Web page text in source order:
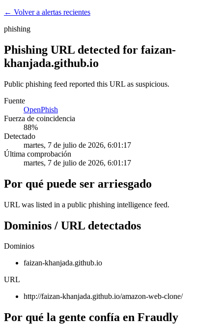
← Volver a alertas recientes
phishing
Phishing URL detected for faizan-
khanjada.github.io
Public phishing feed reported this URL as suspicious.
Fuente
OpenPhish
Fuerza de coincidencia
88%
Detectado
martes, 7 de julio de 2026, 6:01:17
Última comprobación
martes, 7 de julio de 2026, 6:01:17
Por qué puede ser arriesgado
URL was listed in a public phishing intelligence feed.
Dominios / URL detectados
Dominios
faizan-khanjada.github.io
URL
http://faizan-khanjada.github.io/amazon-web-clone/
Por qué la gente confía en Fraudly